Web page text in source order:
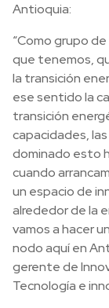
Antioquia:
“Como grupo
que tenemos,
la transición
ese sentido la
transición
capacidades,
dominado esto
cuando
un espacio de
alrededor de la
vamos a hacer
nodo aquí en
gerente de
Tecnología e